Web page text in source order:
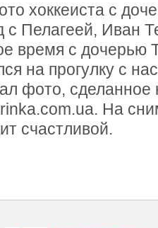
хоккеиста с
с Пелагеей, Иван
время с дочерью
на прогулку с
фото, сделанное
На
счастливой.